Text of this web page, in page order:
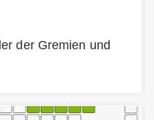
der Gremien und